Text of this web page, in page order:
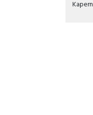
Kapern